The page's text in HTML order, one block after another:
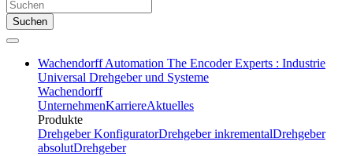
Suchen
Wachendorff Automation The Encoder Experts : Industrie
Universal Drehgeber und Systeme
Wachendorff
UnternehmenKarriereAktuelles
Produkte
Drehgeber KonfiguratorDrehgeber inkrementalDrehgeber
absolutDrehgeber